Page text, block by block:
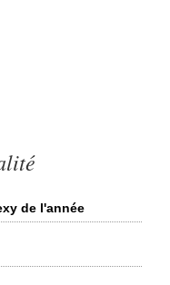
de l'année